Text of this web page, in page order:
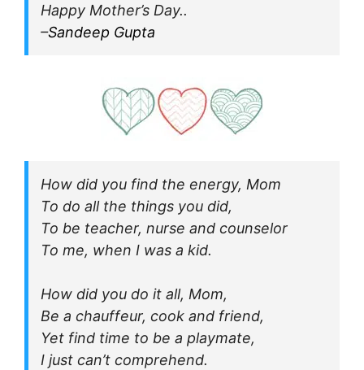
Happy Mother’s Day..
–Sandeep Gupta
How did you find the energy, Mom
To do all the things you did,
To be teacher, nurse and counselor
To me, when I was a kid.
How did you do it all, Mom,
Be a chauffeur, cook and friend,
Yet find time to be a playmate,
I just can’t comprehend.